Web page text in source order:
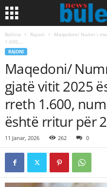
Ballina Rajoni
Maqedoni/ Numri i
1.600,...
RAJONI
Maqedoni/
gjatë vitit 2025
rreth 1.600,
është rritur për
11 Janar, 2026 262 0